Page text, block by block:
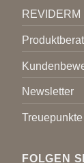
REVIDERM
Newsletter
FOLGEN